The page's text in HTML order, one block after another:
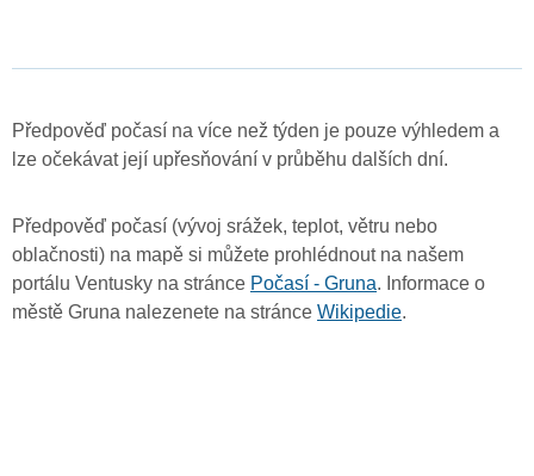
Předpověď počasí na více než týden je pouze výhledem a
lze očekávat její upřesňování v průběhu dalších dní.
Předpověď počasí (vývoj srážek, teplot, větru nebo
oblačnosti) na mapě si můžete prohlédnout na našem
portálu Ventusky na stránce Počasí - Gruna. Informace o
městě Gruna nalezenete na stránce Wikipedie.